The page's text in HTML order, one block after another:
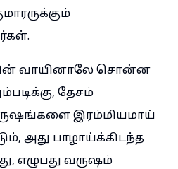
வாயினாலே சொன்ன
தேசம்
இரம்மியமாய்
அது பாழாய்க்கிடந்த
எழுபது வருஷம்